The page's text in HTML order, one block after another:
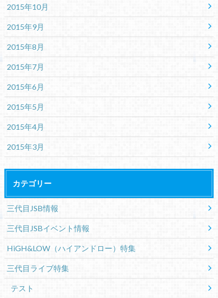
2015年10月
2015年9月
2015年8月
2015年7月
2015年6月
2015年5月
2015年4月
2015年3月
カテゴリー
三代目JSB情報
三代目JSBイベント情報
HiGH&LOW（ハイアンドロー）特集
三代目ライブ特集
テスト